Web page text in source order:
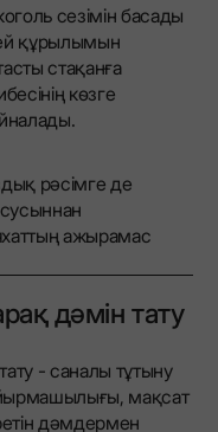
сезімін басады
құрылымын
стақанға
көзге
рәсімге де
ажырамас
дәмін тату
- саналы тұтыну
мақсат
дәмдермен